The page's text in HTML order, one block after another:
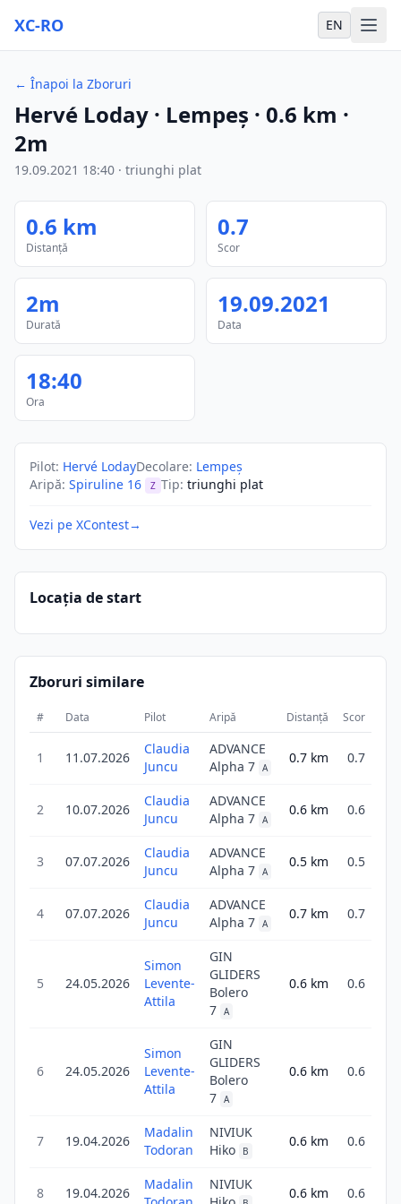
XC-RO EN
← Înapoi la Zboruri
Hervé Loday · Lempeş · 0.6 km ·
2m
19.09.2021 18:40 · triunghi plat
0.6 km
Distanță
0.7
Scor
2m
Durată
19.09.2021
Data
18:40
Ora
Pilot: Hervé LodayDecolare: Lempeş
Aripă: Spiruline 16 Z Tip: triunghi plat
Vezi pe XContest→
Locația de start
Zboruri similare
# Data Pilot Aripă Distanță Scor
1 11.07.2026
Claudia
Juncu
ADVANCE
Alpha 7 A
0.7 km 0.7
2 10.07.2026
Claudia
Juncu
ADVANCE
Alpha 7 A
0.6 km 0.6
3 07.07.2026
Claudia
Juncu
ADVANCE
Alpha 7 A
0.5 km 0.5
4 07.07.2026
Claudia
Juncu
ADVANCE
Alpha 7 A
0.7 km 0.7
5 24.05.2026
Simon
Levente-
Attila
GIN
GLIDERS
Bolero
7 A
0.6 km 0.6
6 24.05.2026
Simon
Levente-
Attila
GIN
GLIDERS
Bolero
7 A
0.6 km 0.6
7 19.04.2026
Madalin
Todoran
NIVIUK
Hiko
B
0.6 km 0.6
8 19.04.2026
Madalin
NIVIUK
0.6 km 0.6